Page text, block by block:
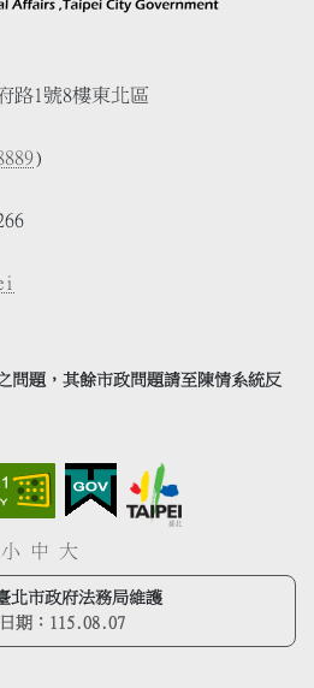
路1號8樓東北區
)
問題，其餘市政問題請至陳情系統反
小 中 大
北市政府法務局維護
期： 115.08.07